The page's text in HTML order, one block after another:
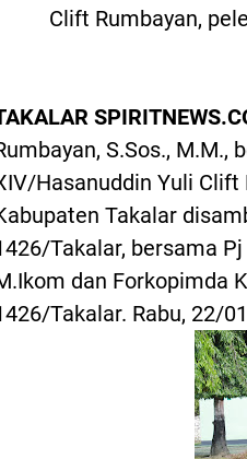
Clift Rumbayan,
S.Sos., M.M.,
Hasanuddin Yuli Clift
Takalar
Takalar, bersama
dan Forkopimda
Takalar. Rabu, 22/